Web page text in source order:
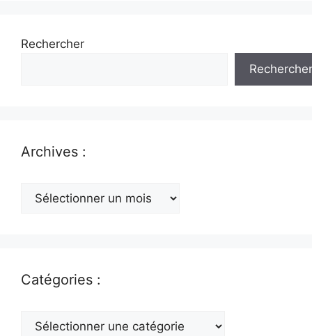
Rechercher
Rechercher
Archives :
Archives
Catégories :
Catégories